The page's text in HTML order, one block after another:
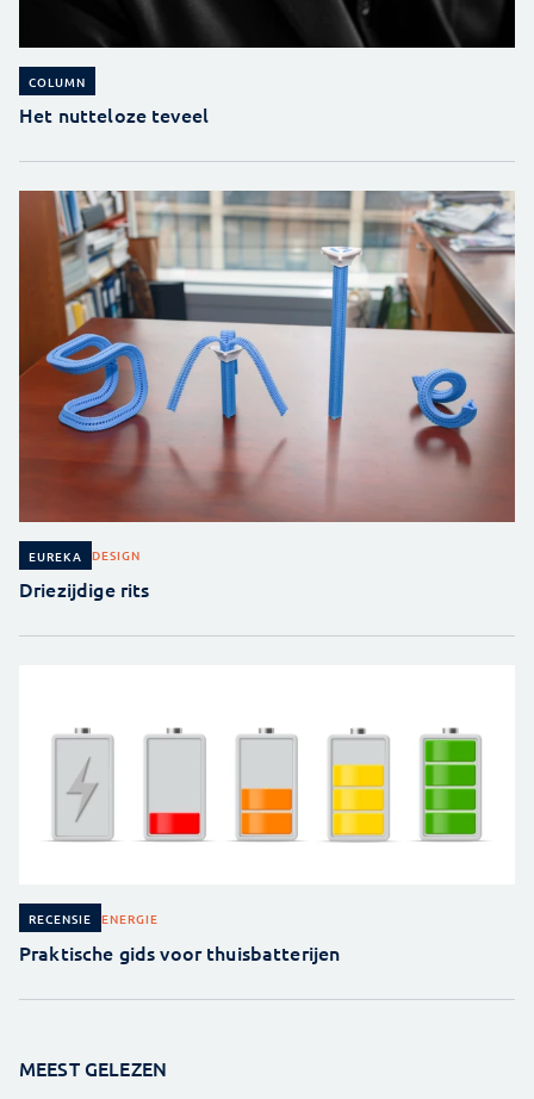
COLUMN
Het nutteloze teveel
EUREKA DESIGN
Driezijdige rits
RECENSIE ENERGIE
Praktische gids voor thuisbatterijen
MEEST GELEZEN